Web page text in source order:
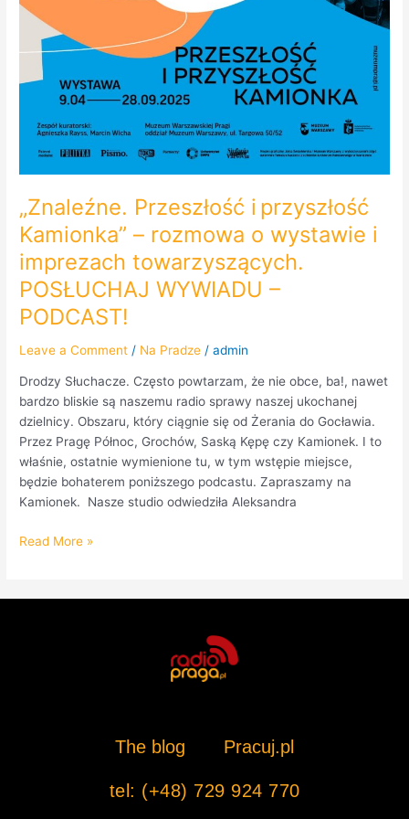
„Znaleźne. Przeszłość i przyszłość
Kamionka” – rozmowa o wystawie i
imprezach towarzyszących.
POSŁUCHAJ WYWIADU –
PODCAST!
Leave a Comment / Na Pradze /admin
Drodzy Słuchacze. Często powtarzam, że nie obce, ba!, nawet
bardzo bliskie są naszemu radio sprawy naszej ukochanej
dzielnicy. Obszaru, który ciągnie się od Żerania do Gocławia.
Przez Pragę Północ, Grochów, Saską Kępę czy Kamionek. I to
właśnie, ostatnie wymienione tu, w tym wstępie miejsce,
będzie bohaterem poniższego podcastu. Zapraszamy na
Kamionek. Nasze studio odwiedziła Aleksandra
Read More »
The blog Pracuj.pl
tel: (+48) 729 924 770